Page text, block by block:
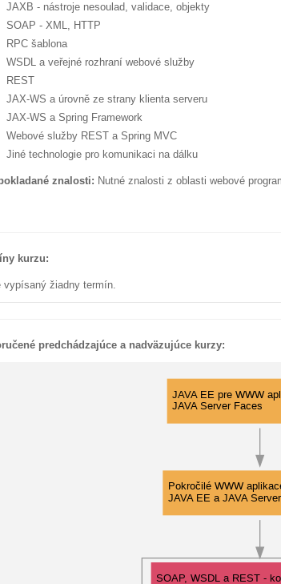
JAXB - nástroje nesoulad, validace, objekty
SOAP - XML, HTTP
RPC šablona
WSDL a veřejné rozhraní webové služby
REST
JAX-WS a úrovně ze strany klienta serveru
JAX-WS a Spring Framework
Webové služby REST a Spring MVC
Jiné technologie pro komunikaci na dálku
znalosti: Nutné znalosti z oblasti webové
kurzu:
vypísaný žiadny termín.
predchádzajúce a nadväzujúce kurzy: